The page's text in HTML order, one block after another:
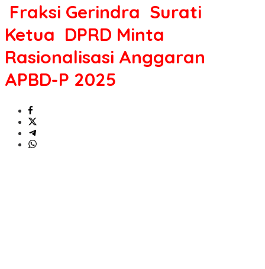
Ketua
Minta
Anggaran
P
Fraksi Gerindra Surati
Ketua DPRD Minta
Rasionalisasi Anggaran
APBD-P 2025